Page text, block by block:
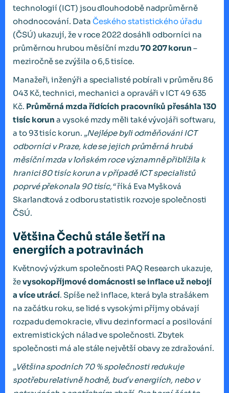
technologií (ICT) jsou dlouhodobě nadprůměrně
ohodnocování. Data Českého statistického úřadu
(ČSÚ) ukazují, že v roce 2022 dosáhli odborníci na
průměrnou hrubou měsíční mzdu 70 207 korun –
meziročně se zvýšila o 6,5 tisíce.
Manažeři, inženýři a specialisté pobírali v průměru 86
043 Kč, technici, mechanici a opraváři v ICT 49 635
Kč. Průměrná mzda řídících pracovníků přesáhla 130
tisíc koruna vysoké mzdy měli také vývojáři softwaru,
a to 93 tisíc korun. „Nejlépe byli odměňováni ICT
odborníci v Praze, kde se jejich průměrná hrubá
měsíční mzda v loňském roce významně přiblížila k
hranici 80 tisíc korun a v případě ICT specialistů
poprvé překonala 90 tisíc,“říká Eva Myšková
Skarlandtová z odboru statistik rozvoje společnosti
ČSÚ.
Většina Čechů stále šetří na
energiích a potravinách
Květnový výzkum společnosti PAQ Research ukazuje,
ževysokopříjmové domácnosti se inflace už nebojí
a více utrácí. Spíše než inflace, která byla strašákem
na začátku roku, se lidé s vysokými příjmy obávají
rozpadu demokracie, vlivu dezinformací a posilování
extremistických nálad ve společnosti. Zbytek
společnosti má ale stále největší obavy ze zdražování.
„Většina spodních 70 % společnosti redukuje
spotřebu relativně hodně, buď v energiích, nebo v